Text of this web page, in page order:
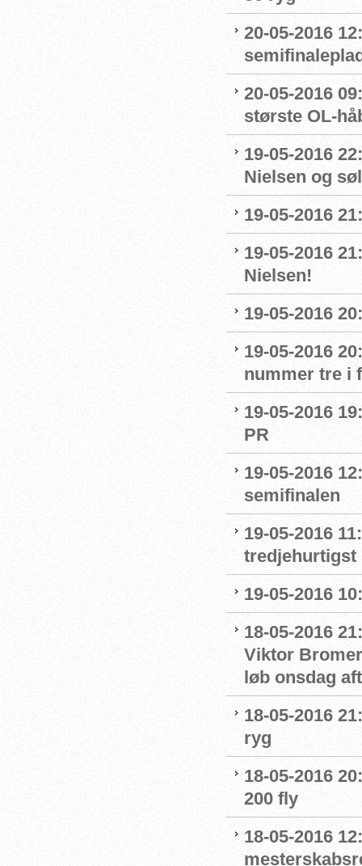
20-05-2016
20-05-2016
største OL-
19-05-2016
Nielsen og
19-05-2016
19-05-2016
Nielsen!
19-05-2016
19-05-2016
nummer tre i
19-05-2016
PR
19-05-2016
semifinalen
19-05-2016
tredjehurtigst
19-05-2016
18-05-2016
Viktor
løb onsdag
18-05-2016
ryg
18-05-2016
200 fly
18-05-2016